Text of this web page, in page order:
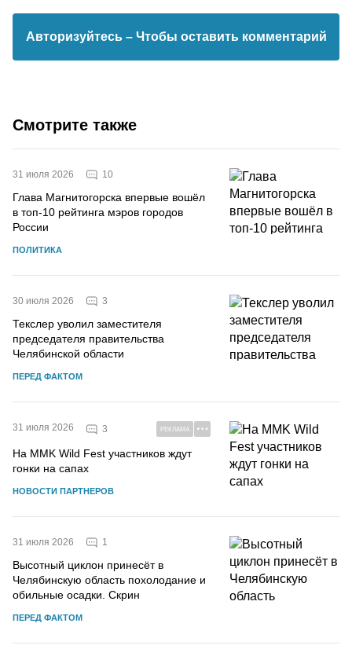
Авторизуйтесь – Чтобы оставить комментарий
Смотрите также
31 июля 2026 10
Глава Магнитогорска впервые вошёл
в топ-10 рейтинга мэров городов
России
ПОЛИТИКА
30 июля 2026 3
Текслер уволил заместителя
председателя правительства
Челябинской области
ПЕРЕД ФАКТОМ
31 июля 2026 3 РЕКЛАМА
На MMK Wild Fest участников ждут
гонки на сапах
НОВОСТИ ПАРТНЕРОВ
31 июля 2026 1
Высотный циклон принесёт в
Челябинскую область похолодание и
обильные осадки. Скрин
ПЕРЕД ФАКТОМ